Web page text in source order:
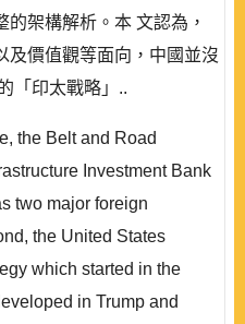
架構解析。本 文認為，
及價值觀等面向，中國並沒
「印太戰略」..
the Belt and Road
Investment Bank
two major foreign
the United States
which started in the
in Trump and